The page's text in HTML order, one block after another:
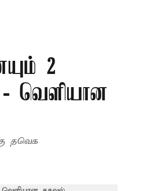
2
- வெளியான
தவெக